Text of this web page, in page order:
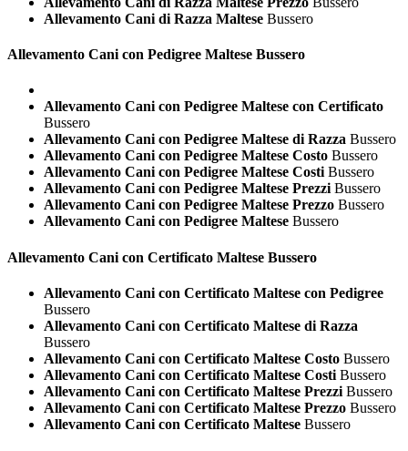
Allevamento Cani di Razza Maltese Bussero
Allevamento Cani con Pedigree Maltese Bussero
Allevamento Cani con Pedigree Maltese con Certificato
Bussero
Allevamento Cani con Pedigree Maltese di Razza Bussero
Allevamento Cani con Pedigree Maltese Costo Bussero
Allevamento Cani con Pedigree Maltese Costi Bussero
Allevamento Cani con Pedigree Maltese Prezzi Bussero
Allevamento Cani con Pedigree Maltese Prezzo Bussero
Allevamento Cani con Pedigree Maltese Bussero
Allevamento Cani con Certificato Maltese Bussero
Allevamento Cani con Certificato Maltese con Pedigree
Bussero
Allevamento Cani con Certificato Maltese di Razza
Bussero
Allevamento Cani con Certificato Maltese Costo Bussero
Allevamento Cani con Certificato Maltese Costi Bussero
Allevamento Cani con Certificato Maltese Prezzi Bussero
Allevamento Cani con Certificato Maltese Prezzo Bussero
Allevamento Cani con Certificato Maltese Bussero